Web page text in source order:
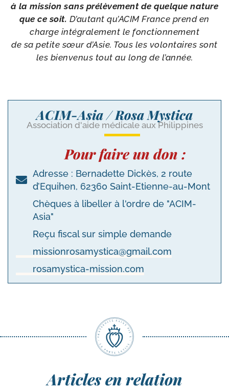
à la mis­sion sans pré­lè­ve­ment de quelque nature
que ce soit. D’autant qu’ACIM France prend en
charge inté­gra­le­ment le fonc­tion­ne­ment
de sa petite sœur d’Asie. Tous les volon­taires sont
les bien­ve­nus tout au long de l’année.
ACIM-Asia / Rosa Mystica
Association d'aide médicale aux Philippines
Pour faire un don :
Adresse : Bernadette Dickès, 2 route
d’Equihen, 62360 Saint-Etienne-au-Mont
Chèques à libeller à l'ordre de "ACIM-
Asia"
Reçu fiscal sur simple demande
missionrosamystica@gmail.com
rosamystica-mission.com
Articles en relation